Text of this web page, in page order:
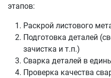
этапов:
Раскрой листового
Подготовка деталей
зачистка и т.п.)
Сварка деталей в
Проверка качества